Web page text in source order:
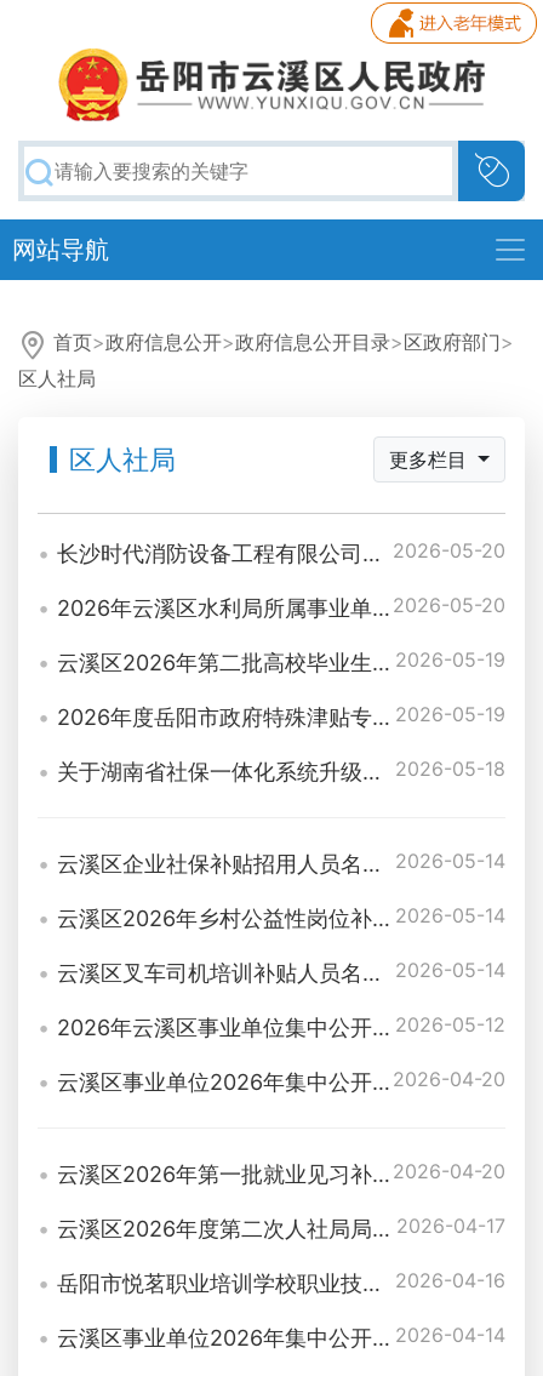
网站导航
首页>政府信息公开>政府信息公开目录>区政府部门>
区人社局
区人社局 更多栏目
长沙时代消防设备工程有限公司承建的己内酰胺搬迁与转型发展项目（全厂消防气厂项目）公示 2026-05-20
2026年云溪区水利局所属事业单位高层次人才公开招聘拟聘用对象公示 2026-05-20
云溪区2026年第二批高校毕业生见习补贴公示表 2026-05-19
2026年度岳阳市政府特殊津贴专家推荐人选公示 2026-05-19
关于湖南省社保一体化系统升级切换及业务办理安排的通知 2026-05-18
云溪区企业社保补贴招用人员名单公示 2026-05-14
云溪区2026年乡村公益性岗位补贴花名册（2026年4月-6月） 2026-05-14
云溪区叉车司机培训补贴人员名册（F2600324班） 2026-05-14
2026年云溪区事业单位集中公开选调工作人员拟聘用对象名单公示 2026-05-12
云溪区事业单位2026年集中公开选调工作人员面试成绩、综合成绩和体检入围人员名单公告 2026-04-20
云溪区2026年第一批就业见习补贴发放名单公示 2026-04-20
云溪区2026年度第二次人社局局长接访日工作方案 2026-04-17
岳阳市悦茗职业培训学校职业技能培训补贴（单位） 2026-04-16
云溪区事业单位2026年集中公开选调工作人员 面试通知 2026-04-14